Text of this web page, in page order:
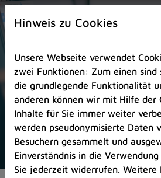
Zur
Startseite
Zum
Seitenanfang
springen
(Schnelltaste
A)
Zur
Navigation/Menü
springen
(Schnelltaste
Hinweis zu Cookies
Unsere Webseite verwendet
zwei Funktionen: Zum einen
die grundlegende Funktionalität
anderen können wir mit Hilfe der
Inhalte für Sie immer weiter
werden pseudonymisierte Daten
Besuchern gesammelt und
Einverständnis in die
Sie jederzeit widerrufen. Weitere